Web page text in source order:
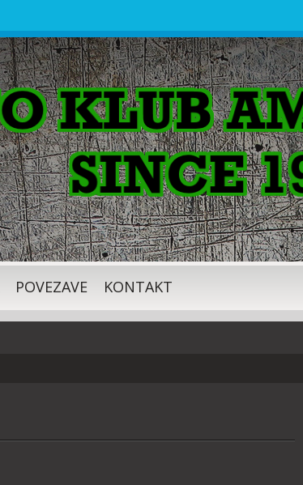
POVEZAVE KONTAKT